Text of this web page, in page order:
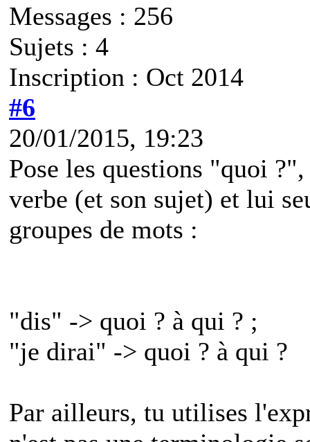
Messages : 256
Sujets : 4
Inscription : Oct 2014
#6
20/01/2015, 19:23
Pose les questions "quoi
verbe (et son sujet) et lui
groupes de mots :
"dis" -> quoi ? à qui ? ;
"je dirai" -> quoi ? à qui ?
Par ailleurs, tu utilises